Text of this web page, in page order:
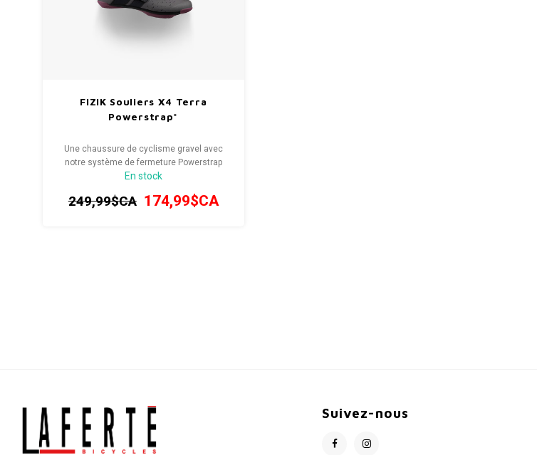
FIZIK Souliers X4 Terra
Powerstrap*
Une chaussure de cyclisme gravel avec
notre système de fermeture Powerstrap
Velcro pour un ajustement enveloppant et
rigidité ciblée et une bande de roulement en
En stock
249,99$CA 174,99$CA
Suivez-nous